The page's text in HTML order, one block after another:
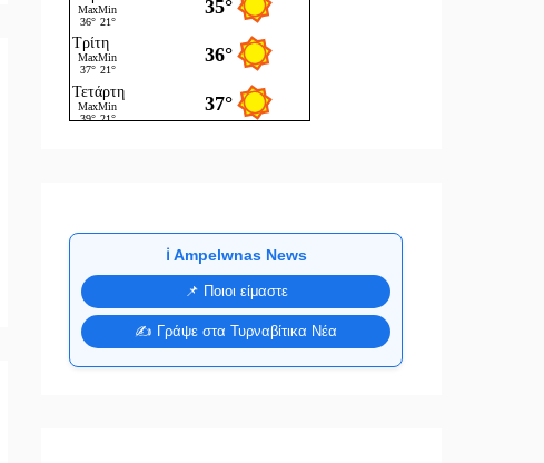
ℹ️ Ampelwnas News
📌 Ποιοι είμαστε
✍️ Γράψε στα Τυρναβίτικα Νέα